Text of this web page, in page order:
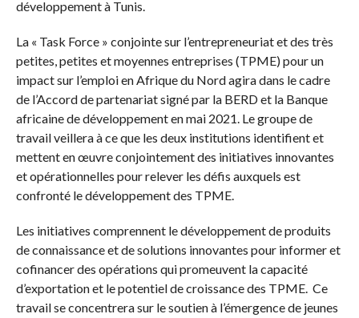
développement à Tunis.
La « Task Force » conjointe sur l’entrepreneuriat et des très
petites, petites et moyennes entreprises (TPME) pour un
impact sur l’emploi en Afrique du Nord agira dans le cadre
de l’Accord de partenariat signé par la BERD et la Banque
africaine de développement en mai 2021. Le groupe de
travail veillera à ce que les deux institutions identifient et
mettent en œuvre conjointement des initiatives innovantes
et opérationnelles pour relever les défis auxquels est
confronté le développement des TPME.
Les initiatives comprennent le développement de produits
de connaissance et de solutions innovantes pour informer et
cofinancer des opérations qui promeuvent la capacité
d’exportation et le potentiel de croissance des TPME. Ce
travail se concentrera sur le soutien à l’émergence de jeunes